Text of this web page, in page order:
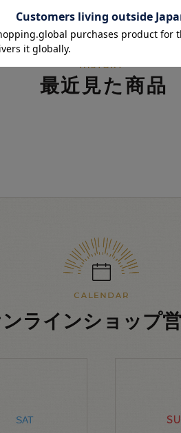
最近見た商品
ラインショップ
SAT